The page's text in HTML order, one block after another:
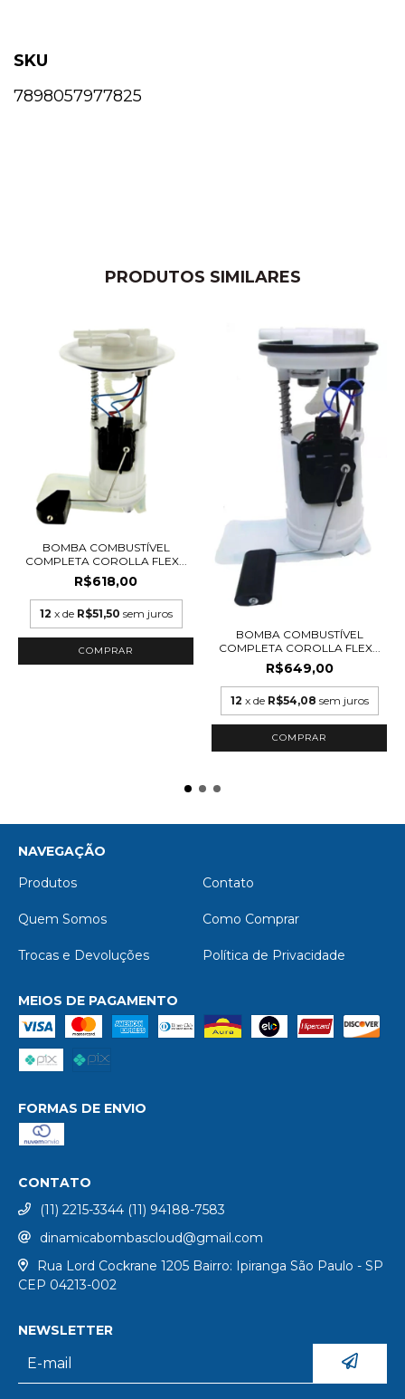
SKU
7898057977825
PRODUTOS SIMILARES
BOMBA COMBUSTÍVEL
COMPLETA COROLLA FLEX...
R$618,00
12 x de R$51,50 sem juros
BOMBA COMBUSTÍVEL
COMPLETA COROLLA FLEX...
R$649,00
12 x de R$54,08 sem juros
NAVEGAÇÃO
Produtos
Contato
Quem Somos Como Comprar
Trocas e Devoluções Política de Privacidade
MEIOS DE PAGAMENTO
FORMAS DE ENVIO
CONTATO
(11) 2215-3344 (11) 94188-7583
dinamicabombascloud@gmail.com
Rua Lord Cockrane 1205 Bairro: Ipiranga São Paulo - SP
CEP 04213-002
NEWSLETTER